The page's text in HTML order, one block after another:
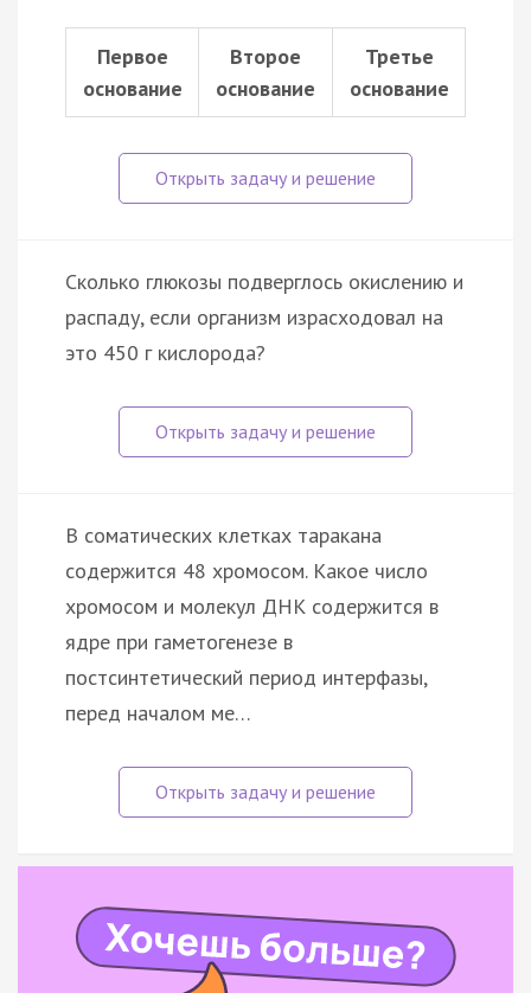
Первое
основание
Второе
основание
Третье
основание
Сколько глюкозы подверглось окислению и
распаду, если организм израсходовал на
это 450 г кислорода?
В соматических клетках таракана
содержится 48 хромосом. Какое число
хромосом и молекул ДНК содержится в
ядре при гаметогенезе в
постсинтетический период интерфазы,
перед началом ме…